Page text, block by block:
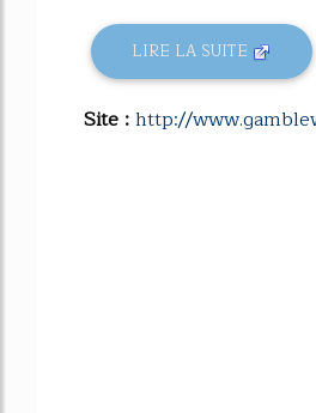
LIRE LA SUITE
Site :http://